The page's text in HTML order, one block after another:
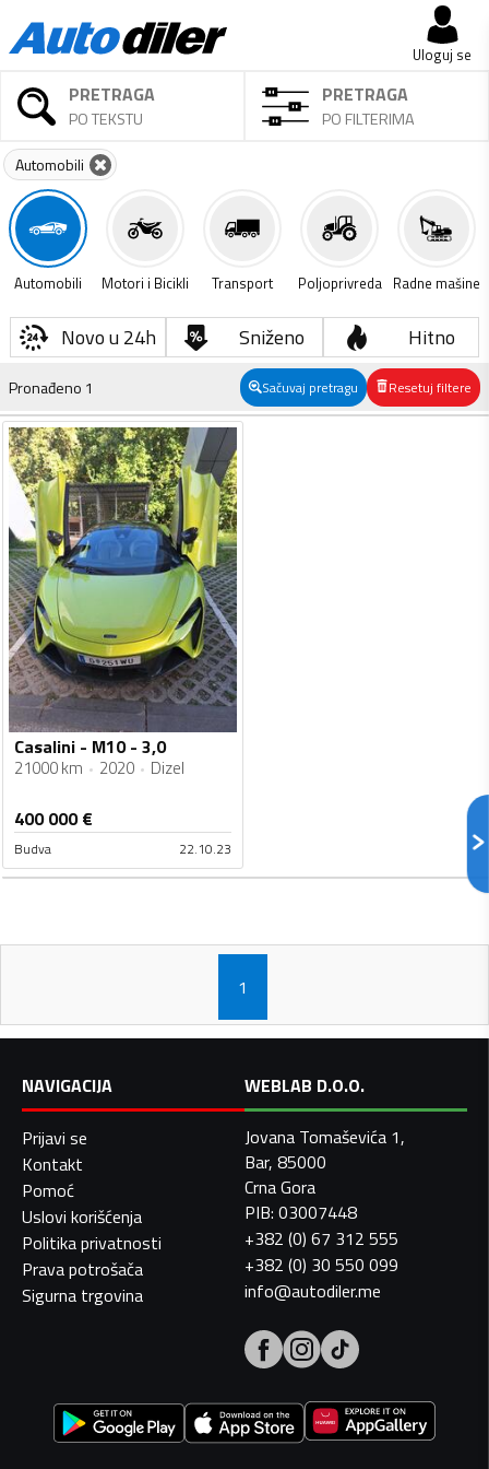
Uloguj se
PRETRAGA
PO TEKSTU
PRETRAGA
PO FILTERIMA
Automobili
Automobili Motori i Bicikli Transport Poljoprivreda Radne mašine
Novo u 24h Sniženo Hitno
Pronađeno 1 Sačuvaj pretragu Resetuj filtere
Casalini - M10 - 3,0
21000 km 2020 Dizel
400 000€
Budva 22.10.23
1
NAVIGACIJA
Prijavi se
Kontakt
Pomoć
Uslovi korišćenja
Politika privatnosti
Prava potrošača
Sigurna trgovina
WEBLAB D.O.O.
Jovana Tomaševića 1,
Bar, 85000
Crna Gora
PIB: 03007448
+382 (0) 67 312 555
+382 (0) 30 550 099
info@autodiler.me